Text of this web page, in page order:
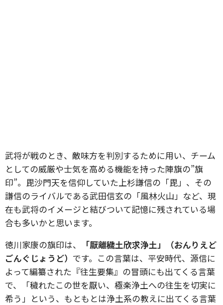
武将が戦のとき、敵味方を判別するために用い、チーム
としての威厳や士気を高める機能を持った陣旗の”旗
印”。毘沙門天を信仰していた上杉謙信の「毘」、その
謙信のライバルである武田信玄の「風林火山」など、現
在も武将のイメージと結びついて記憶に残されている場
合も多いかと思います。
徳川家康の旗印は、
「厭離穢土欣求浄土」（おんりえど
ごんぐじょうど） です。この言葉は、平安時代、源信に
よって編纂された『往生要集』の冒頭にも出てくる言葉
で、「穢れたこの世を厭い、極楽浄土への往生を切実に
希う」という、もともとは浄土系の教えに出てくる言葉